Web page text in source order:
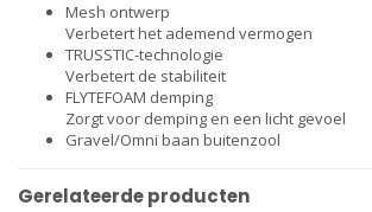
Mesh ontwerp
Verbetert het ademend vermogen
TRUSSTIC-technologie
Verbetert de stabiliteit
FLYTEFOAM demping
Zorgt voor demping en een licht gevoel
Gravel/Omni baan buitenzool
Gerelateerde producten